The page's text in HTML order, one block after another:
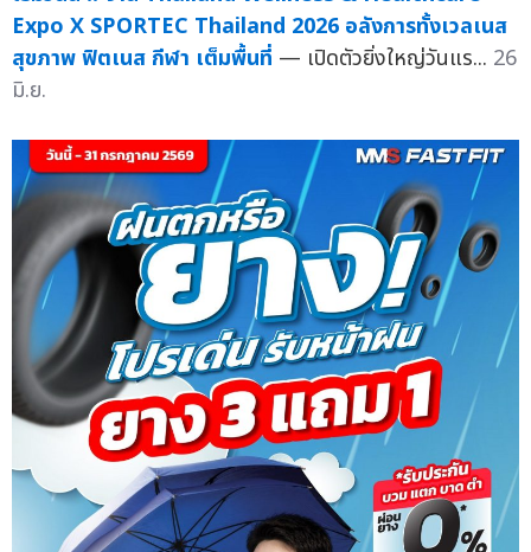
Expo X SPORTEC Thailand 2026 อลังการทั้งเวลเนส
สุขภาพ ฟิตเนส กีฬา เต็มพื้นที่ — เปิดตัวยิ่งใหญ่วันแร... 26
มิ.ย.